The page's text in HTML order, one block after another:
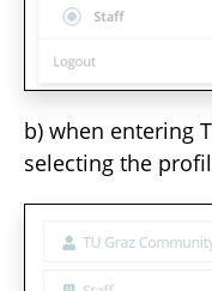
b) when entering
selecting the